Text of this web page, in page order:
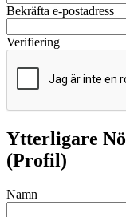
Bekräfta e-postadress
Verifiering
Ytterligare
(Profil)
Namn